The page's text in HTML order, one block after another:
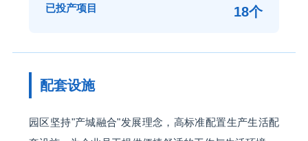
已投产项目 18个
配套设施
园区坚持"产城融合"发展理念，高标准配置生产生活配